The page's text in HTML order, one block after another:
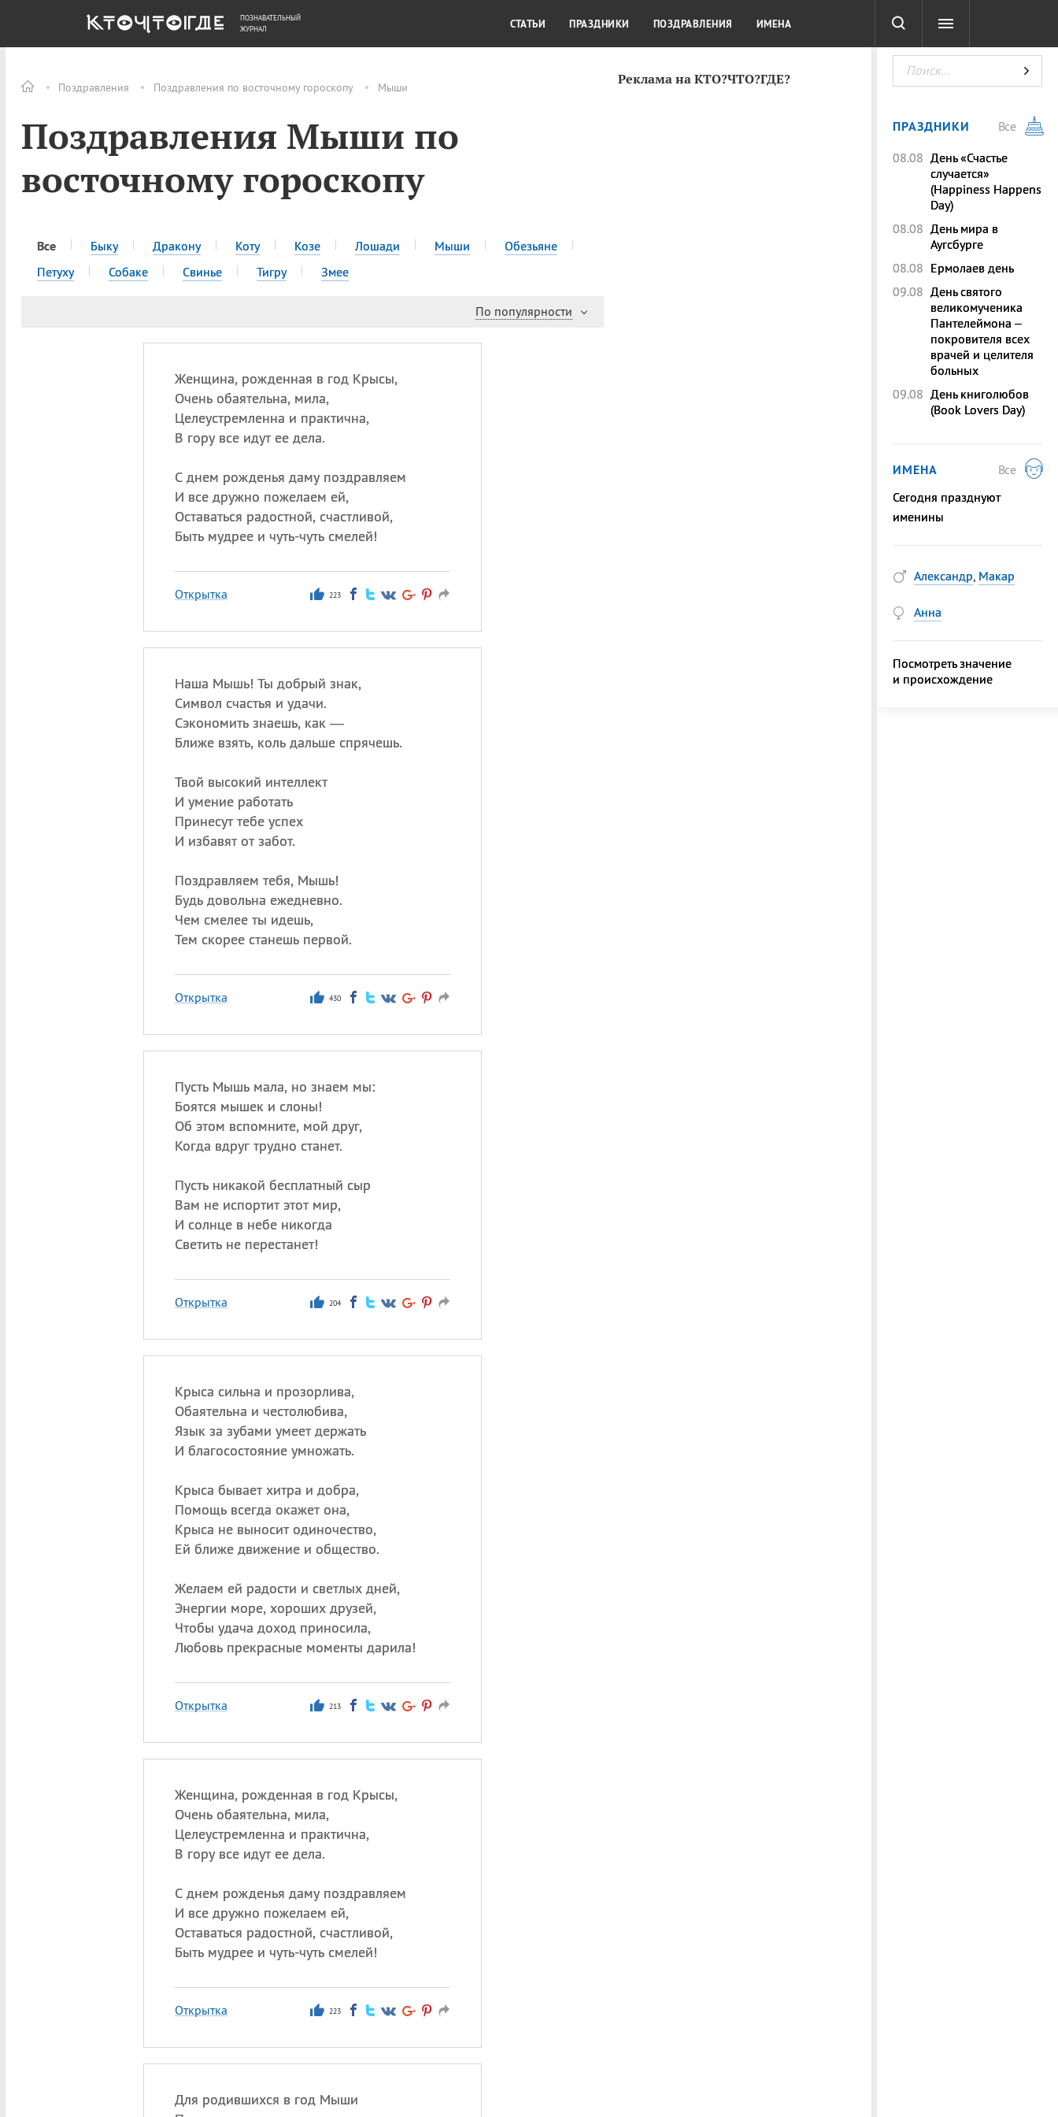
Поздравления Поздравления по восточному гороскопу Мыши
Поздравления Мыши по
восточному гороскопу
Все Быку Дракону Коту Козе Лошади Мыши
Обезьяне
Петуху
Собаке Свинье Тигру Змее
По популярности
Женщина, рожденная в год Крысы,
Очень обаятельна, мила,
Целеустремленна и практична,
В гору все идут ее дела.
С днем рожденья даму поздравляем
И все дружно пожелаем ей,
Оставаться радостной, счастливой,
Быть мудрее и чуть-чуть смелей!
Открытка 223
Наша Мышь! Ты добрый знак,
Символ счастья и удачи.
Сэкономить знаешь, как —
Ближе взять, коль дальше спрячешь.
Твой высокий интеллект
И умение работать
Принесут тебе успех
И избавят от забот.
Поздравляем тебя, Мышь!
Будь довольна ежедневно.
Чем смелее ты идешь,
Тем скорее станешь первой.
Открытка 430
Пусть Мышь мала, но знаем мы:
Боятся мышек и слоны!
Об этом вспомните, мой друг,
Когда вдруг трудно станет.
Пусть никакой бесплатный сыр
Вам не испортит этот мир,
И солнце в небе никогда
Светить не перестанет!
Открытка 204
Крыса сильна и прозорлива,
Обаятельна и честолюбива,
Язык за зубами умеет держать
И благосостояние умножать.
Крыса бывает хитра и добра,
Помощь всегда окажет она,
Крыса не выносит одиночество,
Ей ближе движение и общество.
Желаем ей радости и светлых дней,
Энергии море, хороших друзей,
Чтобы удача доход приносила,
Любовь прекрасные моменты дарила!
Открытка 213
Женщина, рожденная в год Крысы,
Очень обаятельна, мила,
Целеустремленна и практична,
В гору все идут ее дела.
С днем рожденья даму поздравляем
И все дружно пожелаем ей,
Оставаться радостной, счастливой,
Быть мудрее и чуть-чуть смелей!
Открытка 223
Для родившихся в год Мыши
Реклама на КТО?ЧТО?ГДЕ?
ОБЩЕСТВО ДЕНЬГИ КУЛЬТУРА КРАСОТА ТЕСТЫ
ПОЗНАВАТЕЛЬНЫЙ
ЖУРНАЛ
СТАТЬИ ПРАЗДНИКИ ПОЗДРАВЛЕНИЯ ИМЕНА
ПРАЗДНИКИ
Все
08.08 День «Счастье
случается»
(Happiness Happens
Day)
08.08 День мира в
Аугсбурге
08.08 Ермолаев день
09.08 День святого
великомученика
Пантелеймона –
покровителя всех
врачей и целителя
больных
09.08 День книголюбов
(Book Lovers Day)
ИМЕНА
Все
Сегодня празднуют
именины
Александр, Макар
Анна
Посмотреть значение
и происхождение